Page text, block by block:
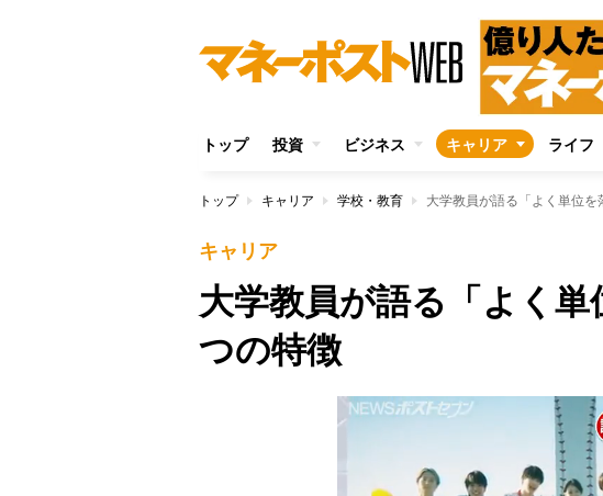
トップ 投資 ビジネス キャリア ライフ
トップ キャリア 学校・教育 大学教員が語る「よく単位
キャリア
大学教員が語る「よく
つの特徴